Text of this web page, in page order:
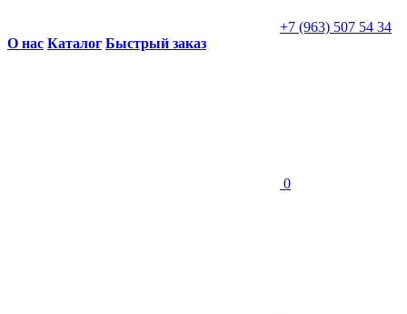
+7 (963) 507 54 34
О нас Каталог Быстрый заказ
0